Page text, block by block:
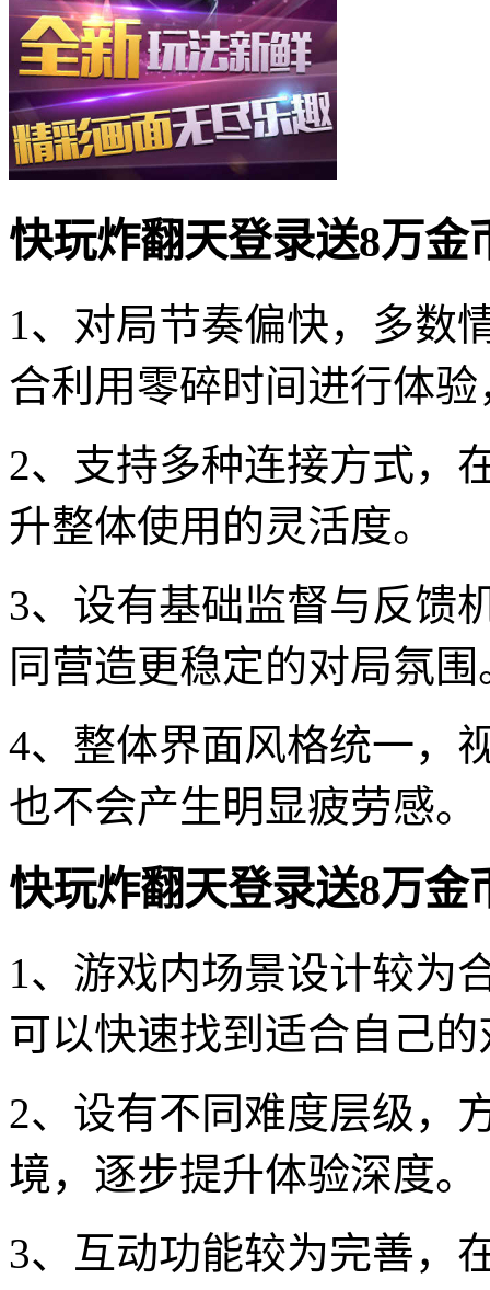
快玩炸翻天登录送8万金
1、对局节奏偏快，多数
合利用零碎时间进行体
2、支持多种连接方式，
升整体使用的灵活度。
3、设有基础监督与反馈
同营造更稳定的对局氛围
4、整体界面风格统一，
也不会产生明显疲劳感。
快玩炸翻天登录送8万金
1、游戏内场景设计较为
可以快速找到适合自己
2、设有不同难度层级，
境，逐步提升体验深度。
3、互动功能较为完善，